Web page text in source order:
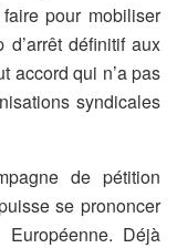
pour mobiliser
définitif aux
accord qui n’a pas
syndicales
de pétition
se prononcer
Européenne. Déjà